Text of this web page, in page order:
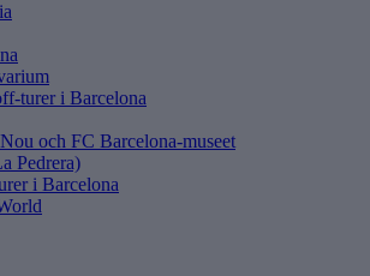
turer i Barcelona
och FC Barcelona-museet
Pedrera)
i Barcelona